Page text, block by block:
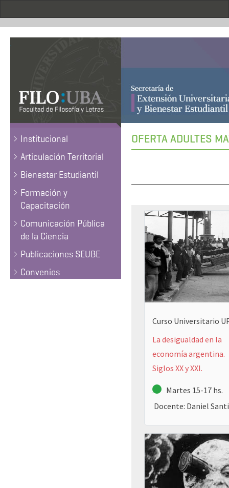
.
Institucional
Articulación Territorial
Bienestar Estudiantil
Formación y
Capacitación
Comunicación Pública
de la Ciencia
Publicaciones SEUBE
Convenios
OFERTA ADULTES
Curso Universitario
La desigualdad en la
economía argentina.
Siglos XX y XXI.
.
Martes 15-17 hs.
Docente: Daniel